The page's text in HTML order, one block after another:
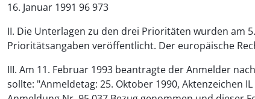
16. Januar 1991 96 973
II. Die Unterlagen zu den drei Prioritäten wurden am
Prioritätsangaben veröffentlicht. Der europäische
III. Am 11. Februar 1993 beantragte der Anmelder nach
sollte: "Anmeldetag: 25. Oktober 1990, Aktenzeichen